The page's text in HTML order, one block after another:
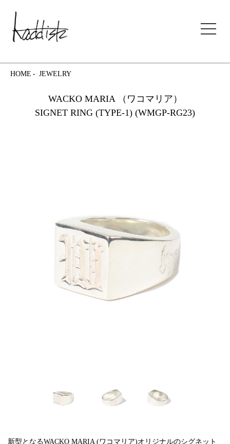
kaddish development store
HOME JEWELRY
WACKO MARIA （ワコマリア）
SIGNET RING (TYPE-1) (WMGP-RG23)
新型となるWACKO MARIA (ワコマリア)オリジナルのシグネット